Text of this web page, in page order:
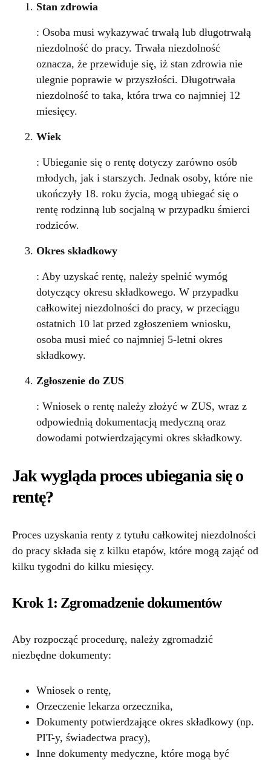
Stan zdrowia
: Osoba musi wykazywać trwałą lub długotrwałą
niezdolność do pracy. Trwała niezdolność
oznacza, że przewiduje się, iż stan zdrowia nie
ulegnie poprawie w przyszłości. Długotrwała
niezdolność to taka, która trwa co najmniej 12
miesięcy.
Wiek
: Ubieganie się o rentę dotyczy zarówno osób
młodych, jak i starszych. Jednak osoby, które nie
ukończyły 18. roku życia, mogą ubiegać się o
rentę rodzinną lub socjalną w przypadku śmierci
rodziców.
Okres składkowy
: Aby uzyskać rentę, należy spełnić wymóg
dotyczący okresu składkowego. W przypadku
całkowitej niezdolności do pracy, w przeciągu
ostatnich 10 lat przed zgłoszeniem wniosku,
osoba musi mieć co najmniej 5-letni okres
składkowy.
Zgłoszenie do ZUS
: Wniosek o rentę należy złożyć w ZUS, wraz z
odpowiednią dokumentacją medyczną oraz
dowodami potwierdzającymi okres składkowy.
Jak wygląda proces ubiegania się o
rentę?
Proces uzyskania renty z tytułu całkowitej niezdolności
do pracy składa się z kilku etapów, które mogą zająć od
kilku tygodni do kilku miesięcy.
Krok 1: Zgromadzenie dokumentów
Aby rozpocząć procedurę, należy zgromadzić
niezbędne dokumenty:
Wniosek o rentę,
Orzeczenie lekarza orzecznika,
Dokumenty potwierdzające okres składkowy (np.
PIT-y, świadectwa pracy),
Inne dokumenty medyczne, które mogą być